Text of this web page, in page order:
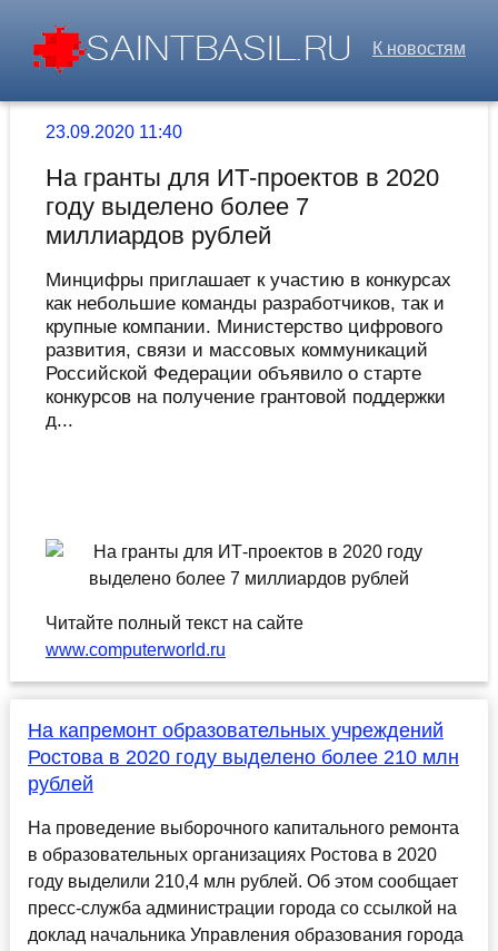
К новостям
23.09.2020 11:40
На гранты для ИТ-проектов в 2020
году выделено более 7
миллиардов рублей
Минцифры приглашает к участию в конкурсах
как небольшие команды разработчиков, так и
крупные компании. Министерство цифрового
развития, связи и массовых коммуникаций
Российской Федерации объявило о старте
конкурсов на получение грантовой поддержки
д...
Читайте полный текст на сайте
www.computerworld.ru
На капремонт образовательных учреждений
Ростова в 2020 году выделено более 210 млн
рублей
На проведение выборочного капитального ремонта
в образовательных организациях Ростова в 2020
году выделили 210,4 млн рублей. Об этом сообщает
пресс-служба администрации города со ссылкой на
доклад начальника Управления образования города